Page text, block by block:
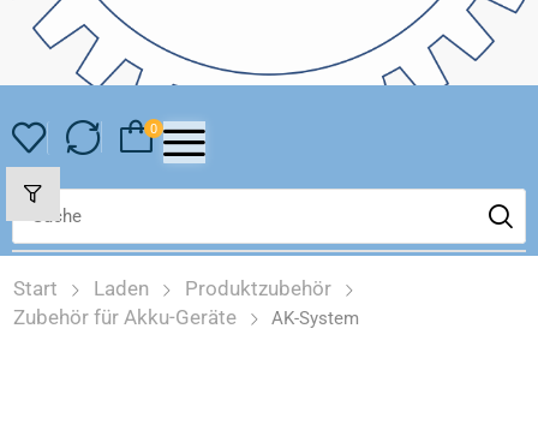
0
Start Laden
Produktzubehör
Zubehör für Akku-Geräte
AK-System